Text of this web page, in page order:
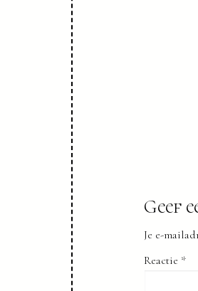
Geef
Je e-
Reactie *